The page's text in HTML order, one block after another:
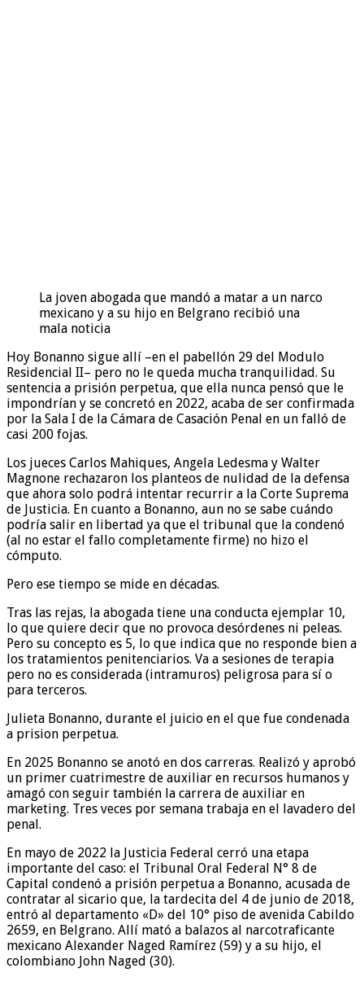
La joven abogada que mandó a matar a un narco
mexicano y a su hijo en Belgrano recibió una
mala noticia
Hoy Bonanno sigue allí –en el pabellón 29 del Modulo
Residencial II– pero no le queda mucha tranquilidad. Su
sentencia a prisión perpetua, que ella nunca pensó que le
impondrían y se concretó en 2022, acaba de ser confirmada
por la Sala I de la Cámara de Casación Penal en un falló de
casi 200 fojas.
Los jueces Carlos Mahiques, Angela Ledesma y Walter
Magnone rechazaron los planteos de nulidad de la defensa
que ahora solo podrá intentar recurrir a la Corte Suprema
de Justicia. En cuanto a Bonanno, aun no se sabe cuándo
podría salir en libertad ya que el tribunal que la condenó
(al no estar el fallo completamente firme) no hizo el
cómputo.
Pero ese tiempo se mide en décadas.
Tras las rejas, la abogada tiene una conducta ejemplar 10,
lo que quiere decir que no provoca desórdenes ni peleas.
Pero su concepto es 5, lo que indica que no responde bien a
los tratamientos penitenciarios. Va a sesiones de terapia
pero no es considerada (intramuros) peligrosa para sí o
para terceros.
Julieta Bonanno, durante el juicio en el que fue condenada
a prision perpetua.
En 2025 Bonanno se anotó en dos carreras. Realizó y aprobó
un primer cuatrimestre de auxiliar en recursos humanos y
amagó con seguir también la carrera de auxiliar en
marketing. Tres veces por semana trabaja en el lavadero del
penal.
En mayo de 2022 la Justicia Federal cerró una etapa
importante del caso: el Tribunal Oral Federal N° 8 de
Capital condenó a prisión perpetua a Bonanno, acusada de
contratar al sicario que, la tardecita del 4 de junio de 2018,
entró al departamento «D» del 10° piso de avenida Cabildo
2659, en Belgrano. Allí mató a balazos al narcotraficante
mexicano Alexander Naged Ramírez (59) y a su hijo, el
colombiano John Naged (30).